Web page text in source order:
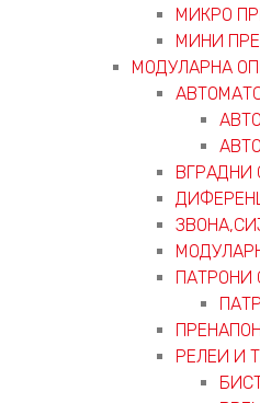
МИКРО
МИНИ
МОДУЛАРНА
ВГРАДНИ
ПАТРОНИ
РЕЛЕИ И